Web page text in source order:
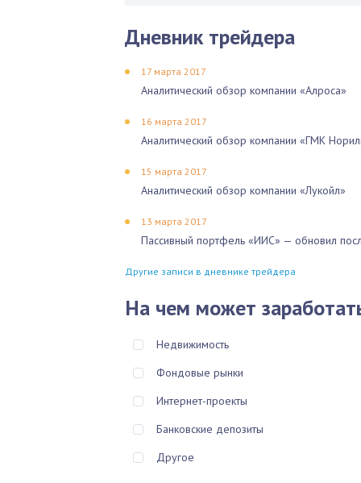
Дневник трейдера
17 марта 2017
Аналитический обзор компании «Алроса»
16 марта 2017
Аналитический обзор компании «ГМК
15 марта 2017
Аналитический обзор компании «Лукойл»
13 марта 2017
Пассивный портфель «ИИС» — обновил
Другие записи в дневнике трейдера
На чем может
Недвижимость
Фондовые рынки
Интернет-проекты
Банковские депозиты
Другое